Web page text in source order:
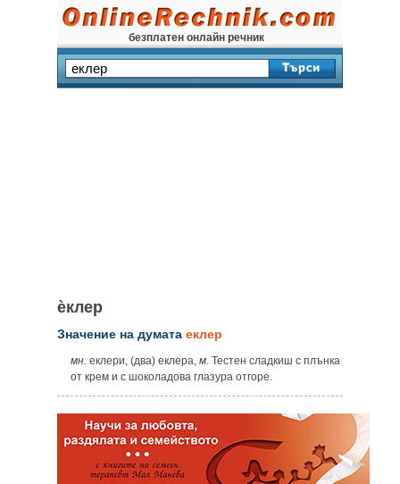
безплатен онлайн речник
ѐклер
Значение на думата еклер
мн. еклери, (два) еклера, м. Тестен сладкиш с плънка
от крем и с шоколадова глазура отгоре.